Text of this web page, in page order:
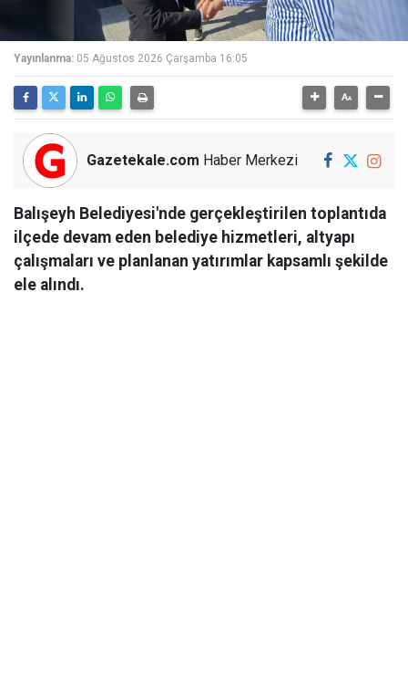
Yayınlanma: 05 Ağustos 2026 Çarşamba 16:05
Gazetekale.com Haber Merkezi
Balışeyh Belediyesi'nde gerçekleştirilen toplantıda
ilçede devam eden belediye hizmetleri, altyapı
çalışmaları ve planlanan yatırımlar kapsamlı şekilde
ele alındı.